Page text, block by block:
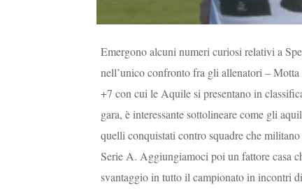
Emergono alcuni numeri curiosi relativi a
nell’unico confronto fra gli allenatori –
+7 con cui le Aquile si presentano in
gara, è interessante sottolineare come gli
quelli conquistati contro squadre che
Serie A. Aggiungiamoci poi un fattore casa
svantaggio in tutto il campionato in incontri